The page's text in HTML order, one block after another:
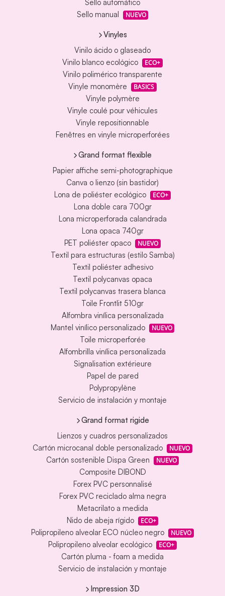
Sello automático
Sello manual
NUEVO
Vinyles
Vinilo ácido o glaseado
Vinilo blanco ecológico
ECO+
Vinilo polimérico transparente
Vinyle monomère
BASICS
Vinyle polymère
Vinyle coulé pour véhicules
Vinyle repositionnable
Fenêtres en vinyle microperforées
Grand format flexible
Papier affiche semi-photographique
Canva o lienzo (sin bastidor)
Lona de poliéster ecológico
ECO+
Lona doble cara 700gr
Lona microperforada calandrada
Lona opaca 740gr
PET poliéster opaco
NUEVO
Textil para estructuras (estilo Samba)
Textil poliéster adhesivo
Textil polycanvas opaca
Textil polycanvas trasera blanca
Toile Frontlit 510gr
Alfombra vinílica personalizada
Mantel vinílico personalizado
NUEVO
Toile microperforée
Alfombrilla vinílica personalizada
Signalisation extérieure
Papel de pared
Polypropylène
Servicio de instalación y montaje
Grand format rigide
Lienzos y cuadros personalizados
Cartón microcanal doble personalizado
NUEVO
Cartón sostenible Dispa Green NUEVO
Composite DIBOND
Forex PVC personnalisé
Forex PVC reciclado alma negra
Metacrilato a medida
Nido de abeja rígido
ECO+
Polipropileno alveolar ECO núcleo negro NUEVO
Polipropileno alveolar ecológico ECO+
Cartón pluma - foam a medida
Servicio de instalación y montaje
Impression 3D